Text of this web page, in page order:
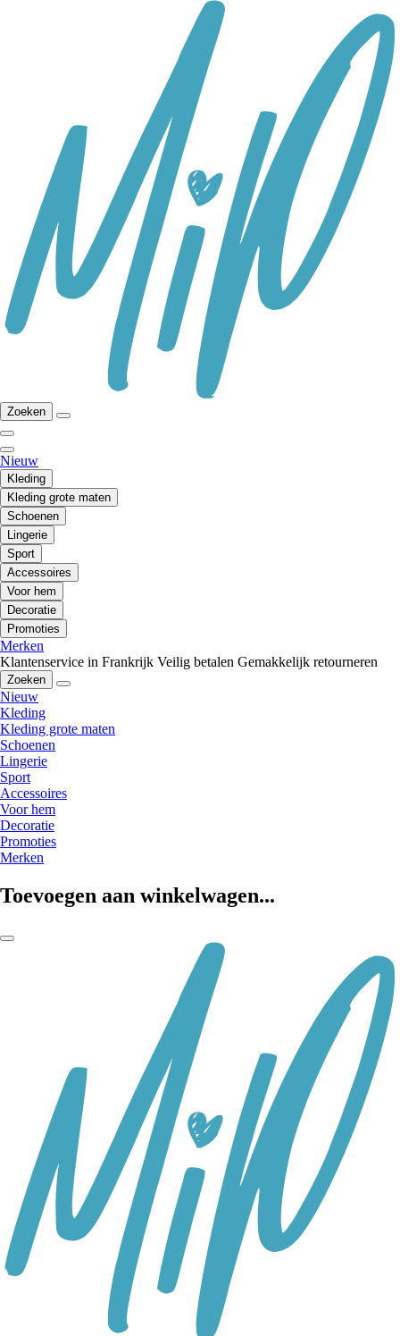
Zoeken
Nieuw
Kleding
Kleding grote maten
Schoenen
Lingerie
Sport
Accessoires
Voor hem
Decoratie
Promoties
Merken
Klantenservice in Frankrijk Veilig betalen Gemakkelijk retourneren
Zoeken
Nieuw
Kleding
Kleding grote maten
Schoenen
Lingerie
Sport
Accessoires
Voor hem
Decoratie
Promoties
Merken
Toevoegen aan winkelwagen...